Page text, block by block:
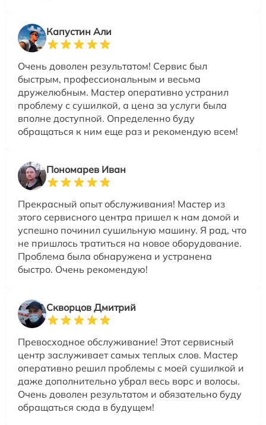
Капустин Али
Очень доволен результатом! Сервис был
быстрым, профессиональным и весьма
дружелюбным. Мастер оперативно устранил
проблему с сушилкой, а цена за услуги была
вполне доступной. Определенно буду
обращаться к ним еще раз и рекомендую всем!
Пономарев Иван
Прекрасный опыт обслуживания! Мастер из
этого сервисного центра пришел к нам домой и
успешно починил сушильную машину. Я рад, что
не пришлось тратиться на новое оборудование.
Проблема была обнаружена и устранена
быстро. Очень рекомендую!
Скворцов Дмитрий
Превосходное обслуживание! Этот сервисный
центр заслуживает самых теплых слов. Мастер
оперативно решил проблемы с моей сушилкой и
даже дополнительно убрал весь ворс и волосы.
Очень доволен результатом и обязательно буду
обращаться сюда в будущем!